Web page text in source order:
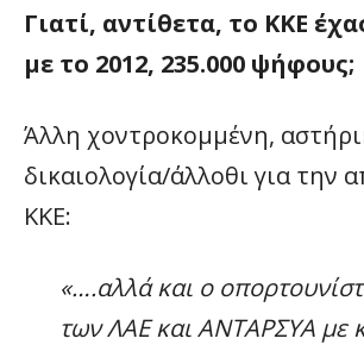
Γιατί, αντίθετα, το ΚΚΕ
με το 2012, 235.000 ψήφους;
Άλλη χοντροκομμένη,
δικαιολογία/άλλοθι για την
ΚΚΕ:
«….αλλά και ο
των ΛΑΕ και ΑΝΤΑΡΣΥΑ με